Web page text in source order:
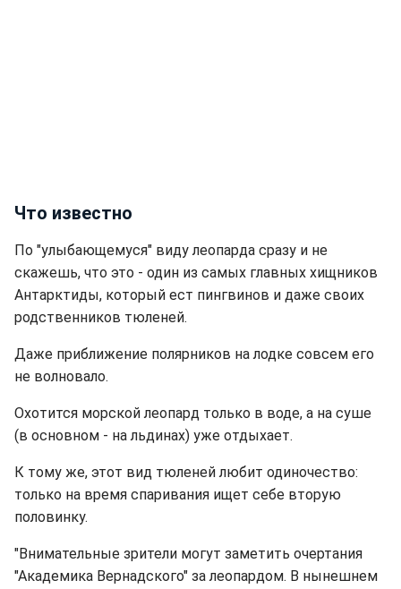
Что известно
По "улыбающемуся" виду леопарда сразу и не
скажешь, что это - один из самых главных хищников
Антарктиды, который ест пингвинов и даже своих
родственников тюленей.
Даже приближение полярников на лодке совсем его
не волновало.
Охотится морской леопард только в воде, а на суше
(в основном - на льдинах) уже отдыхает.
К тому же, этот вид тюленей любит одиночество:
только на время спаривания ищет себе вторую
половинку.
"Внимательные зрители могут заметить очертания
"Академика Вернадского" за леопардом. В нынешнем